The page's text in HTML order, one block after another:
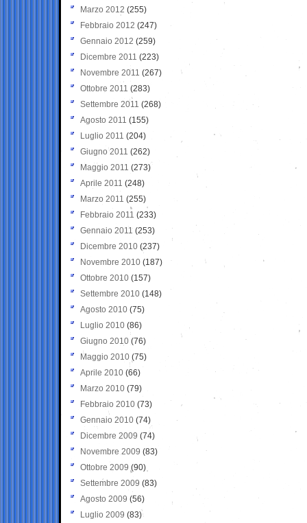
Marzo 2012 (255)
Febbraio 2012 (247)
Gennaio 2012 (259)
Dicembre 2011 (223)
Novembre 2011 (267)
Ottobre 2011 (283)
Settembre 2011 (268)
Agosto 2011 (155)
Luglio 2011 (204)
Giugno 2011 (262)
Maggio 2011 (273)
Aprile 2011 (248)
Marzo 2011 (255)
Febbraio 2011 (233)
Gennaio 2011 (253)
Dicembre 2010 (237)
Novembre 2010 (187)
Ottobre 2010 (157)
Settembre 2010 (148)
Agosto 2010 (75)
Luglio 2010 (86)
Giugno 2010 (76)
Maggio 2010 (75)
Aprile 2010 (66)
Marzo 2010 (79)
Febbraio 2010 (73)
Gennaio 2010 (74)
Dicembre 2009 (74)
Novembre 2009 (83)
Ottobre 2009 (90)
Settembre 2009 (83)
Agosto 2009 (56)
Luglio 2009 (83)